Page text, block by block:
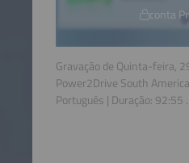
conta
Gravação de Quinta-feira,
Power2Drive South
Português | Duração: 92:55 .